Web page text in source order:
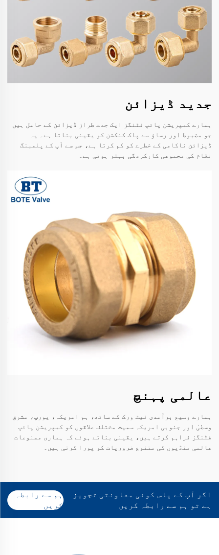
جدید ڈیزائن
ہمارے کمپریشن پائپ فٹنگز ایک جدت طراز ڈیزائن کے حامل ہیں
جو مضبوط اور رساؤ سے پاک کنکشن کو یقینی بناتا ہے۔ یہ
ڈیزائن ناکامی کے خطرے کو کم کرتا ہے، جس سے آپ کے پلمبنگ
نظام کی مجموعی کارکردگی بہتر ہوتی ہے۔
عالمی پہنچ
ہمارے وسیع برآمدی نیٹ ورک کے ساتھ، ہم امریکہ، یورپ، مشرق
وسطیٰ اور جنوبی امریکہ سمیت مختلف علاقوں کو کمپریشن پائپ
فٹنگز فراہم کرتے ہیں، یقینی بناتے ہوئے کہ ہماری مصنوعات
عالمی منڈیوں کی متنوع ضروریات کو پورا کرتی ہیں۔
اگر آپ کے پاس کوئی معاونتی تجویز
ہے تو ہم سے رابطہ کریں
ہم سے رابطہ
کریں